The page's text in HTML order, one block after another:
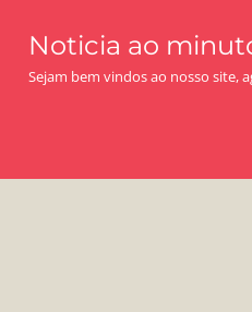
content
Noticia ao
Sejam bem vindos ao nosso site,